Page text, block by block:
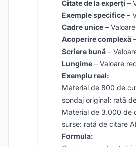
Citate de la experți –
Exemple specifice –
Cadre unice –
Acoperire complexă
Scriere bună –
Lungime – Valoare
Exemplu real:
Material de 800 de
sondaj original: rată
Material de 3.000 de
surse: rată de citare
Formula: